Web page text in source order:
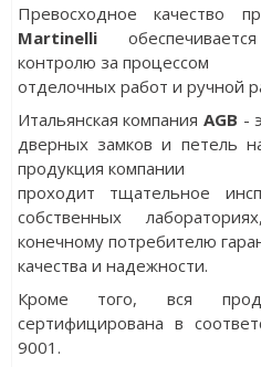
Превосходное качество
Martinelli
контролю за процессом
отделочных работ и ручной
Итальянская компания AGB -
дверных замков и петель
продукция компании
проходит тщательное
собственных
конечному потребителю
качества и надежности.
Кроме того, вся
сертифицирована в
9001 .